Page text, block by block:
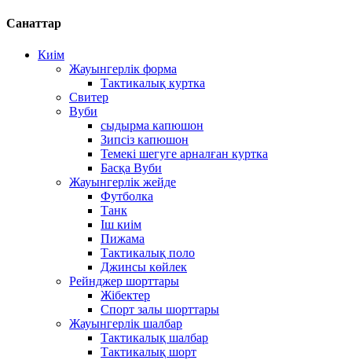
Санаттар
Киім
Жауынгерлік форма
Тактикалық куртка
Свитер
Вуби
сыдырма капюшон
Зипсіз капюшон
Темекі шегуге арналған куртка
Басқа Вуби
Жауынгерлік жейде
Футболка
Танк
Іш киім
Пижама
Тактикалық поло
Джинсы көйлек
Рейнджер шорттары
Жібектер
Спорт залы шорттары
Жауынгерлік шалбар
Тактикалық шалбар
Тактикалық шорт